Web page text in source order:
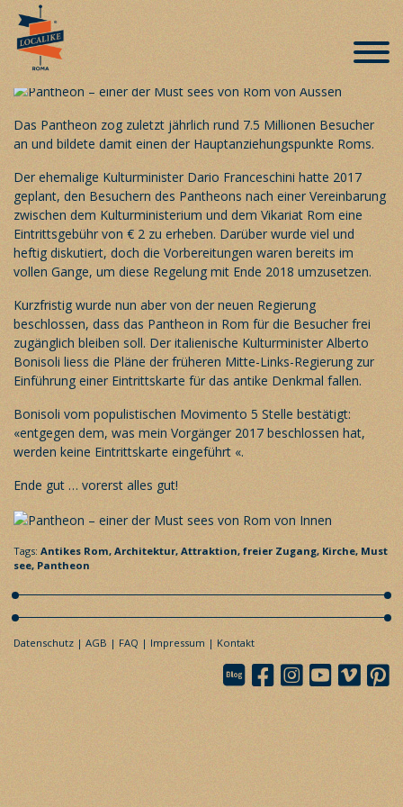
Good News für 2019 – Pantheon bleibt
weiterhin frei zugänglich
Veröffentlicht am 6. Januar 2019
Das Pantheon zog zuletzt jährlich rund 7.5 Millionen Besucher
an und bildete damit einen der Hauptanziehungspunkte Roms.
Der ehemalige Kulturminister Dario Franceschini hatte 2017
geplant, den Besuchern des Pantheons nach einer Vereinbarung
zwischen dem Kulturministerium und dem Vikariat Rom eine
Eintrittsgebühr von € 2 zu erheben. Darüber wurde viel und
heftig diskutiert, doch die Vorbereitungen waren bereits im
vollen Gange, um diese Regelung mit Ende 2018 umzusetzen.
Kurzfristig wurde nun aber von der neuen Regierung
beschlossen, dass das Pantheon in Rom für die Besucher frei
zugänglich bleiben soll. Der italienische Kulturminister Alberto
Bonisoli liess die Pläne der früheren Mitte-Links-Regierung zur
Einführung einer Eintrittskarte für das antike Denkmal fallen.
Bonisoli vom populistischen Movimento 5 Stelle bestätigt:
«entgegen dem, was mein Vorgänger 2017 beschlossen hat,
werden keine Eintrittskarte eingeführt «.
Ende gut … vorerst alles gut!
Tags: Antikes Rom, Architektur,Attraktion, freier Zugang, Kirche, Must
see, Pantheon
Datenschutz AGB FAQ Impressum Kontakt